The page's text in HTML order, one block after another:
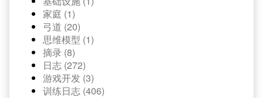
家庭 (1)
弓道 (20)
思维模型 (1)
摘录 (8)
日志 (272)
游戏开发 (3)
训练日志 (406)